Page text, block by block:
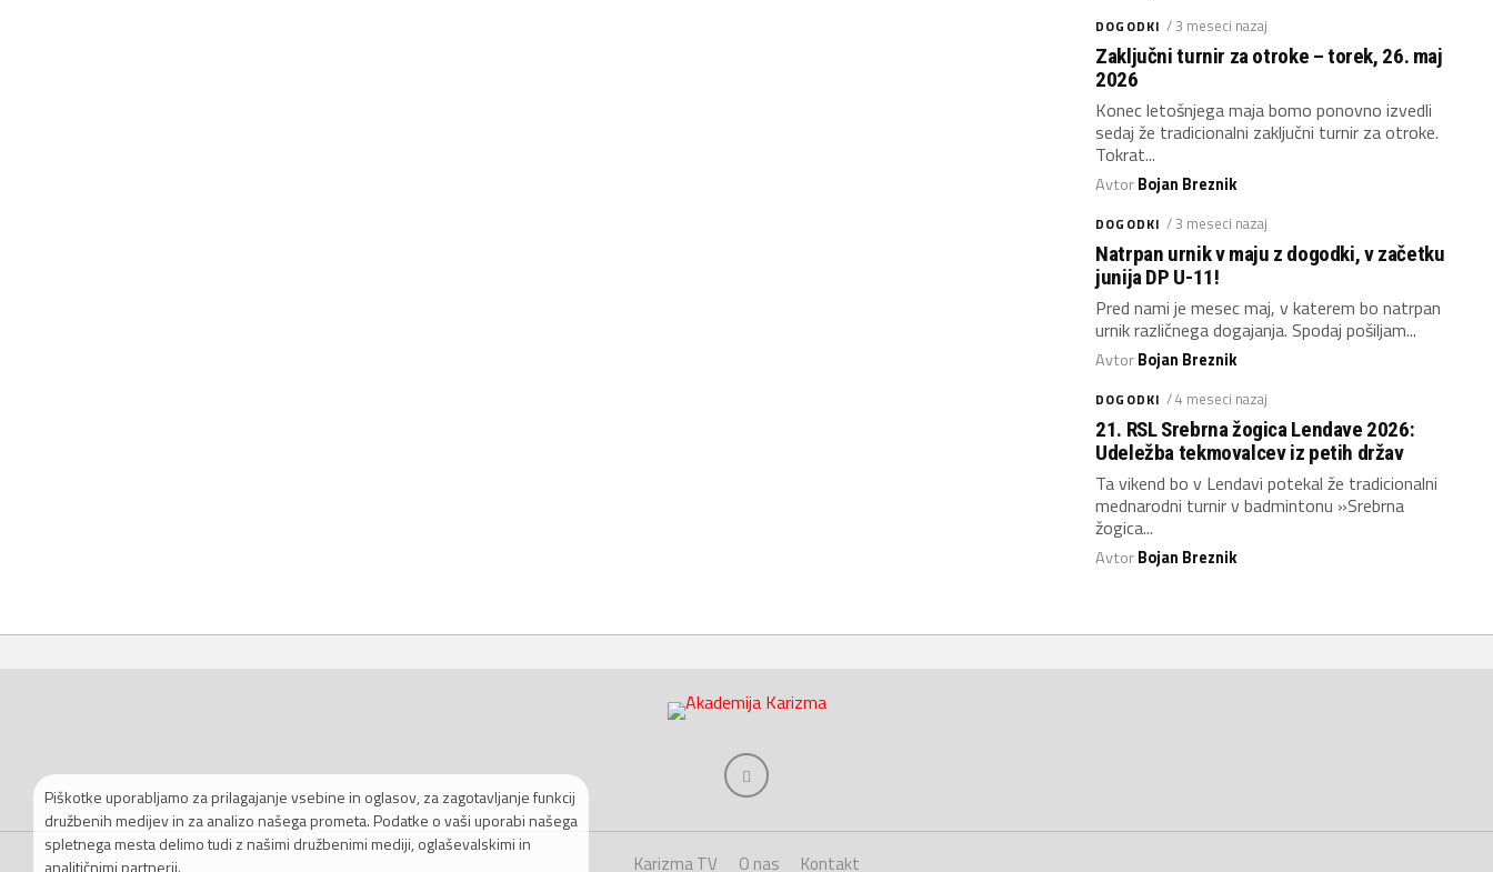
DOGODKI / 3 meseci nazaj
Zaključni turnir za otroke – torek, 26. maj
2026
Konec letošnjega maja bomo ponovno izvedli
sedaj že tradicionalni zaključni turnir za otroke.
Tokrat...
AvtorBojan Breznik
DOGODKI / 3 meseci nazaj
Natrpan urnik v maju z dogodki, v začetku
junija DP U-11!
Pred nami je mesec maj, v katerem bo natrpan
urnik različnega dogajanja. Spodaj pošiljam...
AvtorBojan Breznik
DOGODKI / 4 meseci nazaj
21. RSL Srebrna žogica Lendave 2026:
Udeležba tekmovalcev iz petih držav
Ta vikend bo v Lendavi potekal že tradicionalni
mednarodni turnir v badmintonu »Srebrna
žogica...
AvtorBojan Breznik
Karizma TV O nas Kontakt
Piškotke uporabljamo za prilagajanje vsebine in oglasov, za zagotavljanje funkcij
družbenih medijev in za analizo našega prometa. Podatke o vaši uporabi našega
spletnega mesta delimo tudi z našimi družbenimi mediji, oglaševalskimi in
analitičnimi partnerji.